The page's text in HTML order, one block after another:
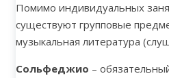
Помимо индивидуальных
существуют групповые
музыкальная литература
Сольфеджио –